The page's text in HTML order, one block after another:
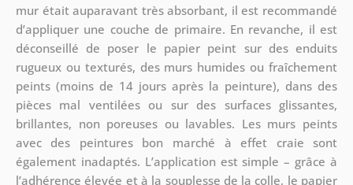
mur était auparavant très absorbant, il est recommandé
d’appliquer une couche de primaire. En revanche, il est
déconseillé de poser le papier peint sur des enduits
rugueux ou texturés, des murs humides ou fraîchement
peints (moins de 14 jours après la peinture), dans des
pièces mal ventilées ou sur des surfaces glissantes,
brillantes, non poreuses ou lavables. Les murs peints
avec des peintures bon marché à effet craie sont
également inadaptés. L’application est simple – grâce à
l’adhérence élevée et à la souplesse de la colle, le papier